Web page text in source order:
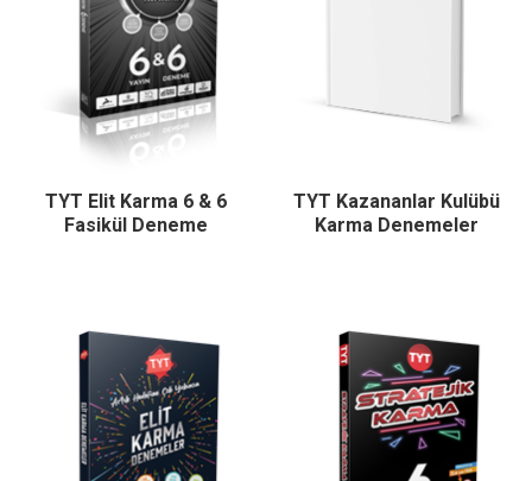
TYT Elit Karma 6 & 6
Fasikül Deneme
TYT Kazananlar Kulübü
Karma Denemeler